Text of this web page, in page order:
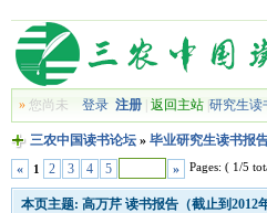
»您尚未 登录 注册| 返回主站| 研究生读
三农中国读书论坛» 毕业研究生读书报
«
1 2 3 4 5 » Pages: ( 1/5
本页主题: 高万芹 读书报告（截止到2012